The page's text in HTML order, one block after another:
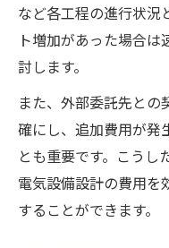
など各工程の進行状況
ト増加があった場合
討します。
また、外部委託先と
確にし、追加費用が発
とも重要です。こうし
電気設備設計の費用を
することができます。